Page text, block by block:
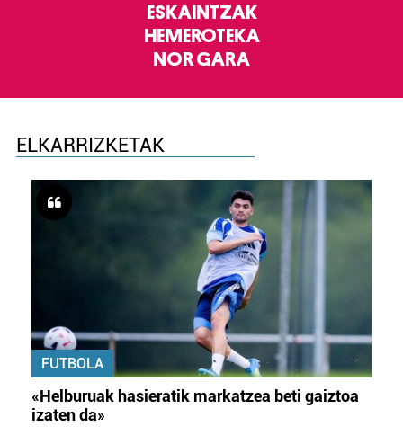
ESKAINTZAK
HEMEROTEKA
NOR GARA
ELKARRIZKETAK
FUTBOLA
«Helburuak hasieratik markatzea beti gaiztoa
izaten da»